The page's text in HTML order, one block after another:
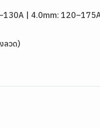
| 4.0mm:
ลวด)